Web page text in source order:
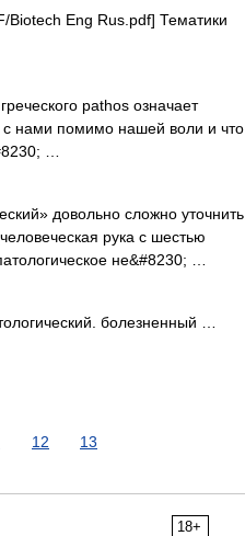
Eng Rus.pdf] Тематики
pathos означает
с нами помимо нашей воли и что
…
довольно сложно уточнить
рука с шестью
не&#8230; …
болезненный …
12 13
18+